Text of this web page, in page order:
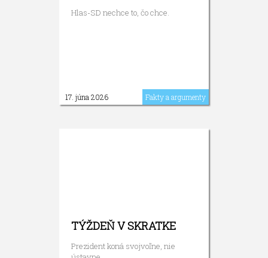
Hlas-SD nechce to, čo chce.
17. júna 2026 Fakty a argumenty
TÝŽDEŇ V SKRATKE
Prezident koná svojvoľne, nie